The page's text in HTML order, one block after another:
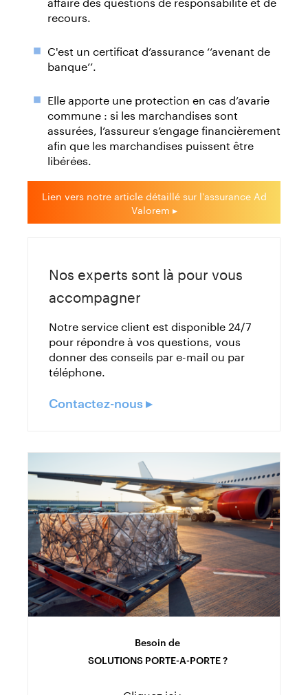
recours.
C'est un certificat d’assurance ‘‘avenant de
banque’’.
Elle apporte une protection en cas d’avarie
commune : si les marchandises sont
assurées, l’assureur s’engage financièrement
afin que les marchandises puissent être
libérées.
Lien vers notre article détaillé sur l'assurance Ad
Valorem ▸
Nos experts sont là pour vous
accompagner
Notre service client est disponible 24/7
pour répondre à vos questions, vous
donner des conseils par e-mail ou par
téléphone.
Contactez-nous ▸
Besoin de
SOLUTIONS PORTE-A-PORTE ?